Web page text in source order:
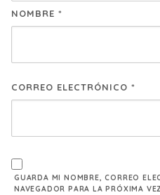
NOMBRE *
CORREO ELECTRÓNICO *
GUARDA MI NOMBRE, CORREO
NAVEGADOR PARA LA PRÓXIMA